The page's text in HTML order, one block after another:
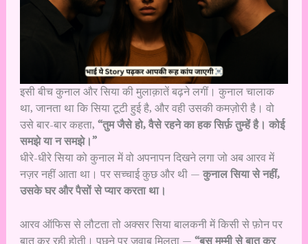
इसी बीच कुनाल और सिया की मुलाक़ातें बढ़ने लगीं। कुनाल चालाक
था, जानता था कि सिया टूटी हुई है, और वही उसकी कमज़ोरी है। वो
उसे बार-बार कहता, “तुम जैसे हो, वैसे रहने का हक सिर्फ़ तुम्हें है। कोई
समझे या न समझे।”
धीरे-धीरे सिया को कुनाल में वो अपनापन दिखने लगा जो अब आरव में
नज़र नहीं आता था। पर सच्चाई कुछ और थी — कुनाल सिया से नहीं,
उसके घर और पैसों से प्यार करता था।
आरव ऑफिस से लौटता तो अक्सर सिया बालकनी में किसी से फ़ोन पर
बात कर रही होती। पूछने पर जवाब मिलता — “बस मम्मी से बात कर